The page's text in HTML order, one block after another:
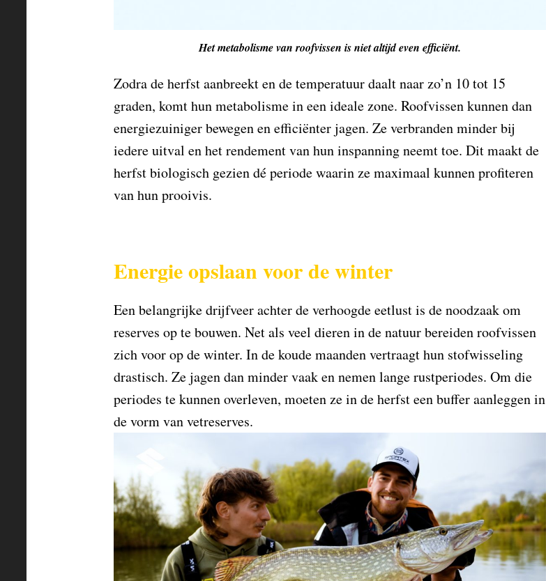
Het metabolisme van roofvissen is niet altijd even efficiënt.
Zodra de herfst aanbreekt en de temperatuur daalt naar zo’n 10 tot 15
graden, komt hun metabolisme in een ideale zone. Roofvissen kunnen dan
energiezuiniger bewegen en efficiënter jagen. Ze verbranden minder bij
iedere uitval en het rendement van hun inspanning neemt toe. Dit maakt de
herfst biologisch gezien dé periode waarin ze maximaal kunnen profiteren
van hun prooivis.
Energie opslaan voor de winter
Een belangrijke drijfveer achter de verhoogde eetlust is de noodzaak om
reserves op te bouwen. Net als veel dieren in de natuur bereiden roofvissen
zich voor op de winter. In de koude maanden vertraagt hun stofwisseling
drastisch. Ze jagen dan minder vaak en nemen lange rustperiodes. Om die
periodes te kunnen overleven, moeten ze in de herfst een buffer aanleggen in
de vorm van vetreserves.